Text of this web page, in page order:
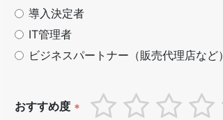
導入決定者
IT管理者
ビジネスパートナー（販売代理店など）
おすすめ度 *